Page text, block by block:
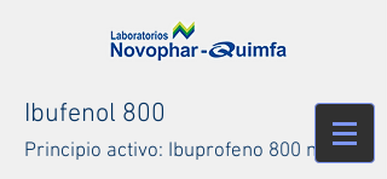
Ibufenol 800
Principio activo: Ibuprofeno 800 mg